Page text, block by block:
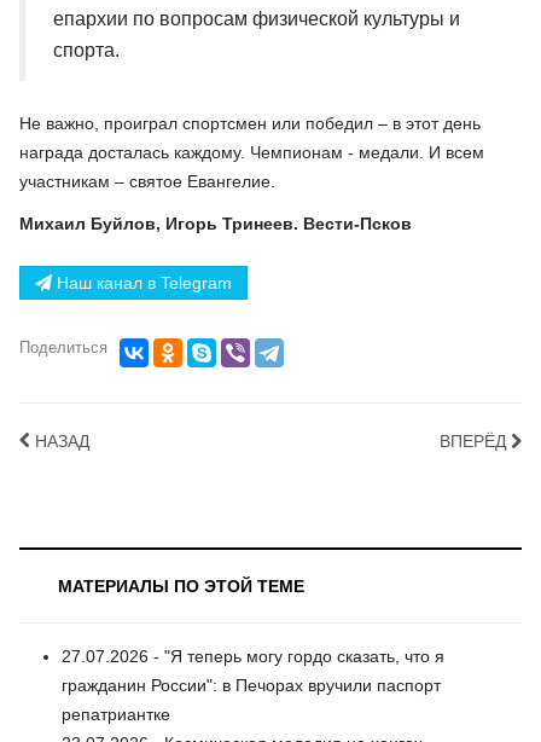
епархии по вопросам физической культуры и
спорта.
Не важно, проиграл спортсмен или победил – в этот день
награда досталась каждому. Чемпионам - медали. И всем
участникам – святое Евангелие.
Михаил Буйлов, Игорь Тринеев. Вести-Псков
Наш канал в Telegram
Поделиться
НАЗАД ВПЕРЁД
МАТЕРИАЛЫ ПО ЭТОЙ ТЕМЕ
27.07.2026 - "Я теперь могу гордо сказать, что я
гражданин России": в Печорах вручили паспорт
репатриантке